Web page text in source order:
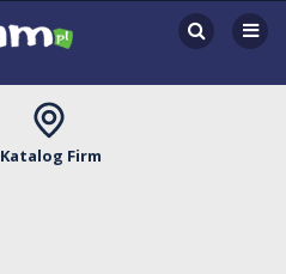
Katalog Firm